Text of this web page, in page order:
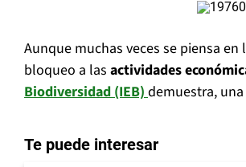
Aunque muchas veces se piensa en
bloqueo a las actividades
Biodiversidad (IEB)demuestra,
Te puede interesar